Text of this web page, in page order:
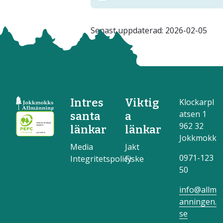
Senast uppdaterad: 2026-02-05
Intres
santa
länkar
Media
Integritetspolicy
Viktig
a
länkar
Jakt
Fiske
Klockarpl
atsen 1
962 32
Jokkmokk
0971-123
50
info@allm
anningen.
se